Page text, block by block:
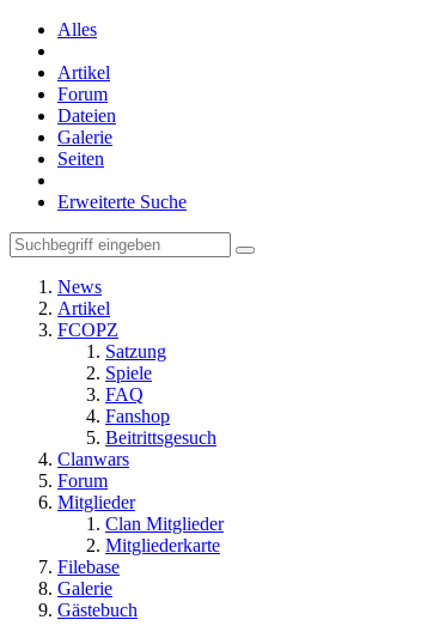
Alles
Artikel
Forum
Dateien
Galerie
Seiten
Erweiterte Suche
News
Artikel
FCOPZ
Satzung
Spiele
FAQ
Fanshop
Beitrittsgesuch
Clanwars
Forum
Mitglieder
Clan Mitglieder
Mitgliederkarte
Filebase
Galerie
Gästebuch